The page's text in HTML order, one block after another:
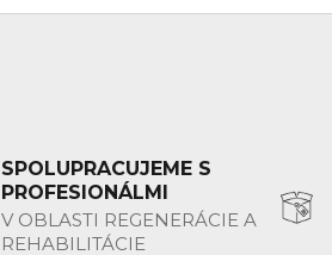
SPOLUPRACUJEME S
PROFESIONÁLMI
V OBLASTI REGENERÁCIE A
REHABILITÁCIE